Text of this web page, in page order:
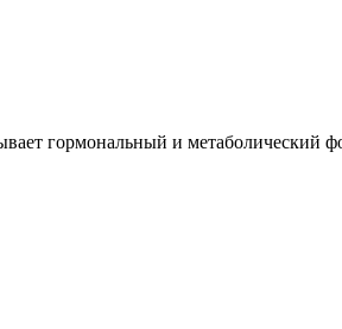
гормональный и метаболический